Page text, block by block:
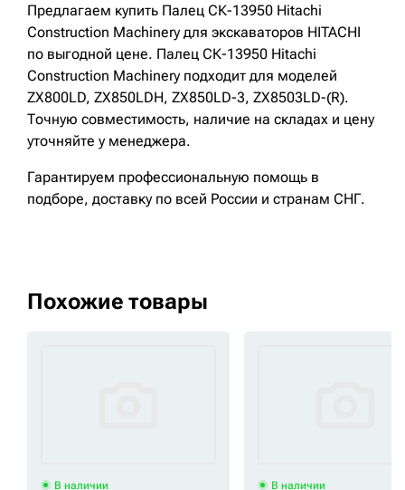
Предлагаем купить Палец СК-13950 Hitachi
Construction Machinery для экскаваторов HITACHI
по выгодной цене. Палец СК-13950 Hitachi
Construction Machinery подходит для моделей
ZX800LD, ZX850LDH, ZX850LD-3, ZX8503LD-(R).
Точную совместимость, наличие на складах и цену
уточняйте у менеджера.
Гарантируем профессиональную помощь в
подборе, доставку по всей России и странам СНГ.
Похожие товары
В наличии
В наличии